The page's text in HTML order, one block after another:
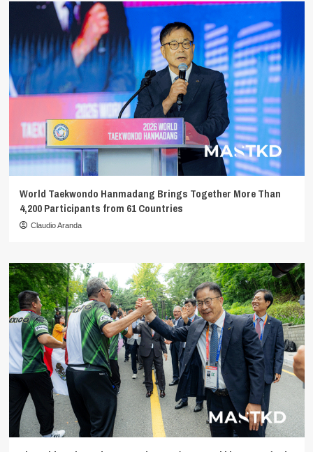
World Taekwondo Hanmadang Brings Together More Than
4,200 Participants from 61 Countries
Claudio Aranda